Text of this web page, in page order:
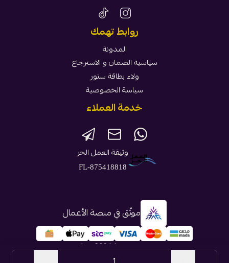
روابط تهمك
المدونة
سياسية الضمان و الاسترجاع
ولاء بطاقة ستور
سياسة الخصوصية
خدمة العملاء
وثيقة العمل الحر
FL-875418818
موثّق في منصة الأعمال
الحقوق محفوظة | 2026 بطاقة ستور